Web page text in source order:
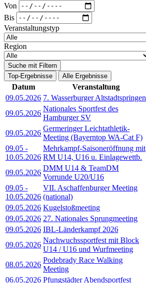
Von
Bis
Veranstaltungstyp
Region
Suche mit Filtern
Top-Ergebnisse
Alle Ergebnisse
Datum Veranstaltung
09.05.2026 7. Wasserburger Altstadtspringen
09.05.2026
Nationales Sportfest des
Hamburger SV
09.05.2026
Germeringer Leichtathletik-
Meeting (Bayerntop WA-Cat F)
09.05 -
10.05.2026
Mehrkampf-Saisoneröffnung mit
RM U14, U16 u. Einlagewettb.
09.05.2026
DMM U14 & TeamDM
Vorrunde U20/U16
09.05 -
10.05.2026
VII. Aschaffenburger Meeting
(national)
09.05.2026 Kugelstoßmeeting
09.05.2026 27. Nationales Sprungmeeting
09.05.2026 IBL-Länderkampf 2026
09.05.2026
Nachwuchssportfest mit Block
U14 / U16 und Wurfmeeting
08.05.2026
Podebrady Race Walking
Meeting
06.05.2026 Pfungstädter Abendsportfest